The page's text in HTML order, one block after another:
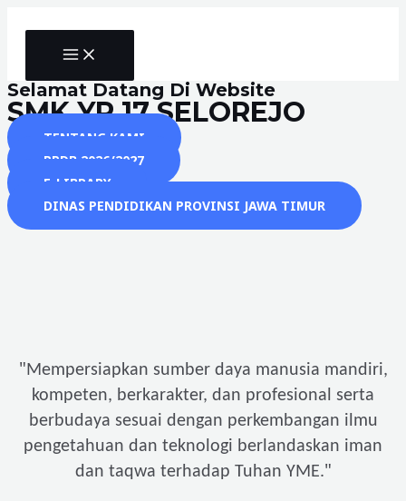
MAIN
MENU
Selamat Datang Di Website
SMK YP 17 SELOREJO
TENTANG KAMI
PPDB 2026/2027
E-LIBRARY
DINAS PENDIDIKAN PROVINSI JAWA TIMUR
"Mempersiapkan sumber daya manusia mandiri,
kompeten, berkarakter, dan profesional serta
berbudaya sesuai dengan perkembangan ilmu
pengetahuan dan teknologi berlandaskan iman
dan taqwa terhadap Tuhan YME."